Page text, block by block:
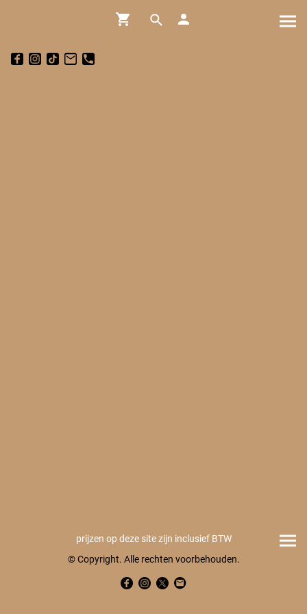
prijzen op deze site zijn inclusief BTW
© Copyright. Alle rechten voorbehouden.